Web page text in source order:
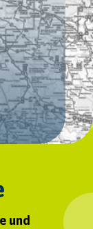
und